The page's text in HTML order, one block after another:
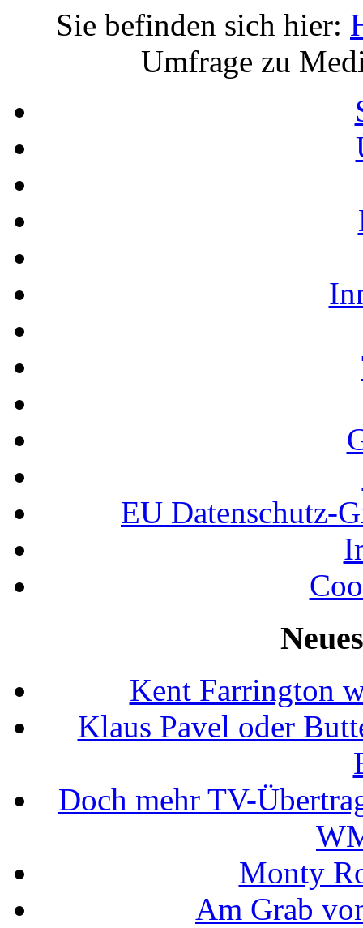
Sie befinden sich hier:
Umfrage zu
EU Datenschutz-
Kent Farrington
Klaus Pavel oder
Doch mehr TV-
Monty
Am Grab